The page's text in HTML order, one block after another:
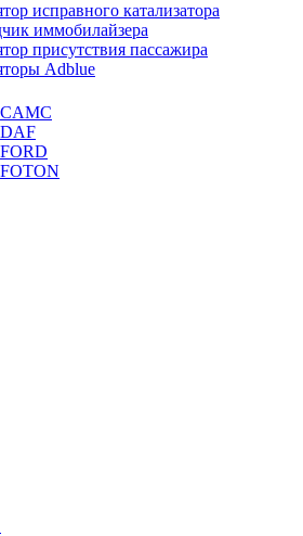
исправного катализатора
иммобилайзера
присутствия пассажира
Adblue
CAMC
DAF
FORD
FOTON